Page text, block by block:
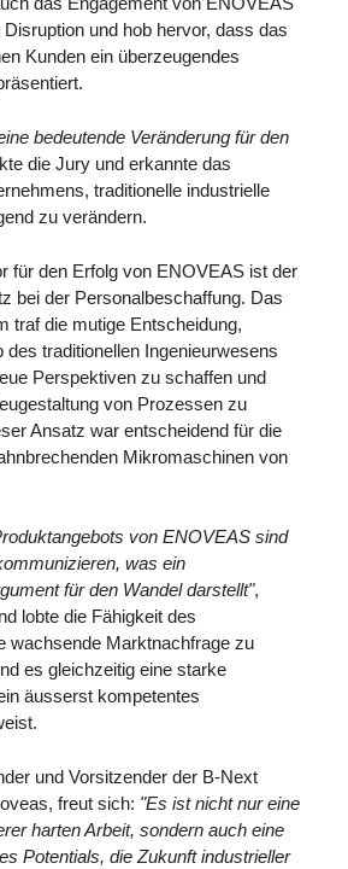
und hob hervor, dass das
Kunden ein überzeugendes
bedeutende Veränderung für den
die Jury und erkannte das
traditionelle industrielle
zu verändern.
für den Erfolg von ENOVEAS ist der
bei der Personalbeschaffung. Das
traf die mutige Entscheidung,
des traditionellen Ingenieurwesens
Perspektiven zu schaffen und
von Prozessen zu
Ansatz war entscheidend für die
Mikromaschinen von
von ENOVEAS sind
was ein
für den Wandel darstellt",
lobte die Fähigkeit des
wachsende Marktnachfrage zu
es gleichzeitig eine starke
äusserst kompetentes
und Vorsitzender der B-Next
freut sich: "Es ist nicht nur eine
harten Arbeit, sondern auch eine
Potentials, die Zukunft industrieller